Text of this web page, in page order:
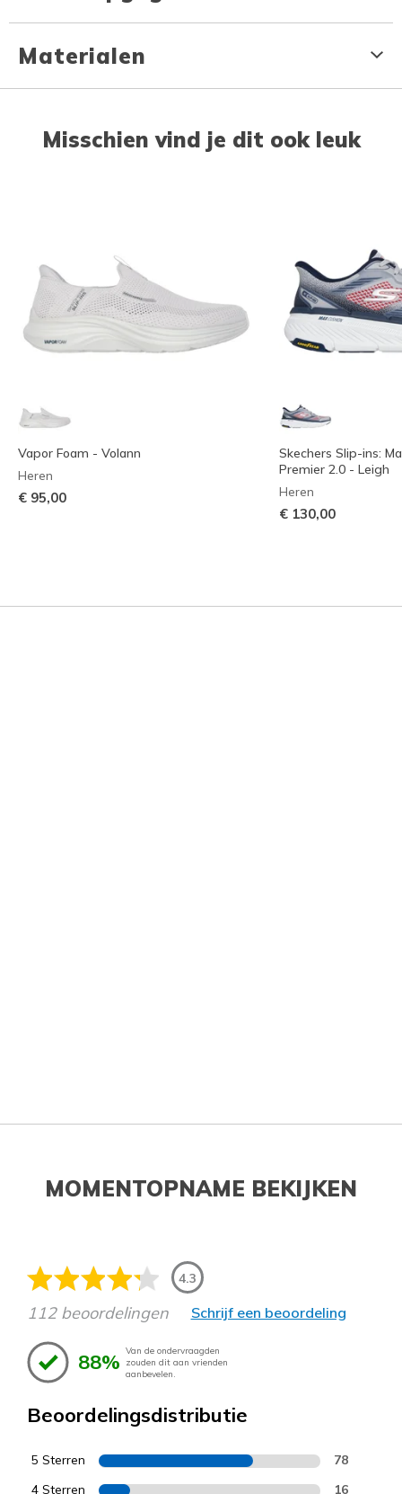
Materialen
Misschien vind je dit ook leuk
Vapor Foam - Volann
Heren
€ 95,00
Skechers Slip-ins:
Premier 2.0 - Leigh
Heren
€ 130,00
MOMENTOPNAME BEKIJKEN
4.3
112 beoordelingen Schrijf een beoordeling
88% Van de ondervraagden
zouden dit aan vrienden
aanbevelen.
Beoordelingsdistributie
5 Sterren 78
4 Sterren 16